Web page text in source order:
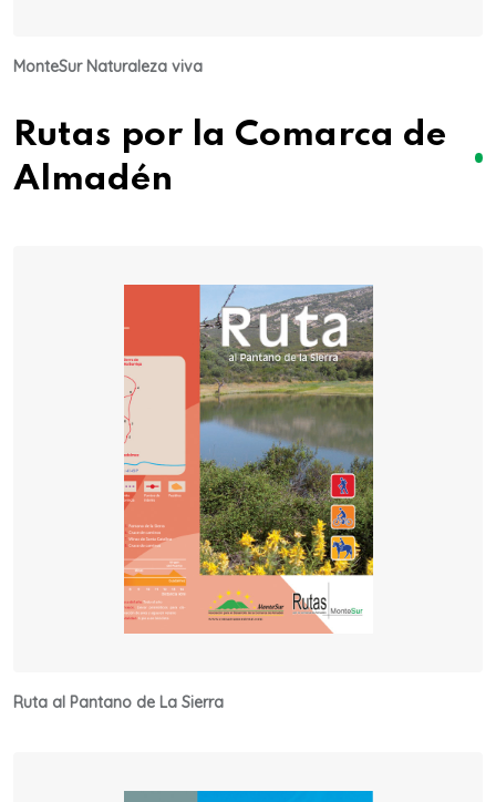
MonteSur Naturaleza viva
Rutas por la Comarca de
Almadén
Ruta al Pantano de La Sierra